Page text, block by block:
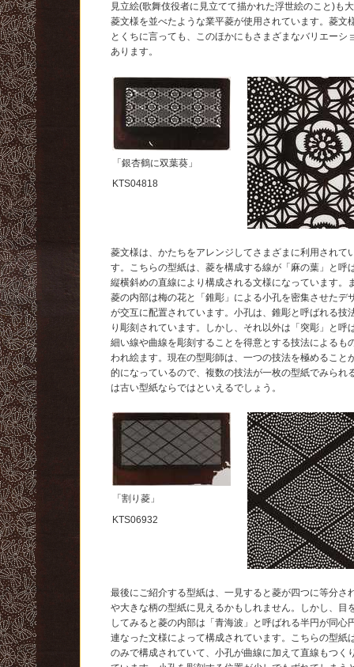
見立絵(歌舞伎役者に見立てて描かれた浮世絵のこと)も
菱文様を並べたような業平菱が使用されています。菱文
とくちに言っても、このほかにもさまざまなバリエーシ
あります。
「銀杏鶴に双葉葵」
KTS04818
菱文様は、かたちをアレンジしてさまざまに利用されて
す。こちらの型紙は、菱を構成する線が「麻の葉」と呼
縦横斜めの直線により構成される文様になっています。
菱の内部は梅の花と「錐彫」による小孔を密集させたデ
が交互に配置されています。小孔は、錐彫と呼ばれる技
り彫刻されています。しかし、それ以外は「突彫」と呼
細い線や曲線を彫刻することを得意とする技法によるも
われ絵ます。現在の型彫師は、一つの技法を極めること
的になっているので、複数の技法が一枚の型紙でみられ
は古い型紙ならではといえるでしょう。
「割り菱」
KTS06932
最後にご紹介する型紙は、一見すると菱が四つに等分さ
や大きな柄の型紙に見えるかもしれません。しかし、目
してみると菱の内部は「青海波」と呼ばれる半円が同心
連なった文様によって構成されています。こちらの型紙
のみで構成されていて、小孔が曲線に加えて直線もつく